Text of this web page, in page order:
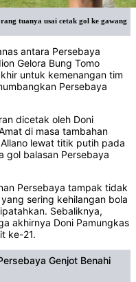
tuanya usai cetak gol ke gawang
antara Persebaya
Gelora Bung Tomo
untuk kemenangan tim
Persebaya
dicetak oleh Doni
di masa tambahan
lewat titik putih pada
gol balasan Persebaya
Persebaya tampak tidak
sering kehilangan bola
Sebaliknya,
akhirnya Doni Pamungkas
ke-21.
Genjot Benahi